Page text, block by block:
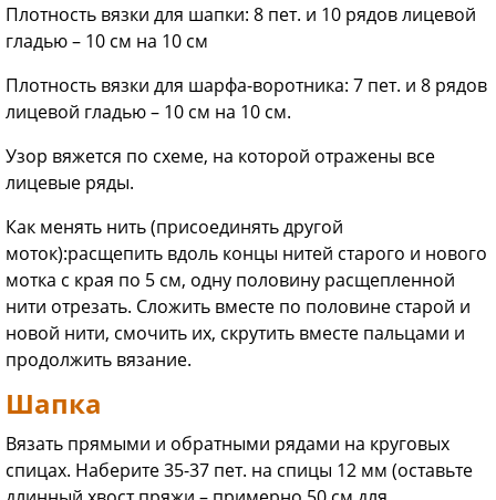
Плотность вязки для шапки: 8 пет. и 10 рядов лицевой
гладью – 10 см на 10 см
Плотность вязки для шарфа-воротника: 7 пет. и 8 рядов
лицевой гладью – 10 см на 10 см.
Узор вяжется по схеме, на которой отражены все
лицевые ряды.
Как менять нить (присоединять другой
моток):расщепить вдоль концы нитей старого и нового
мотка с края по 5 см, одну половину расщепленной
нити отрезать. Сложить вместе по половине старой и
новой нити, смочить их, скрутить вместе пальцами и
продолжить вязание.
Шапка
Вязать прямыми и обратными рядами на круговых
спицах. Наберите 35-37 пет. на спицы 12 мм (оставьте